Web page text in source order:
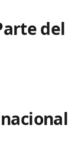
del